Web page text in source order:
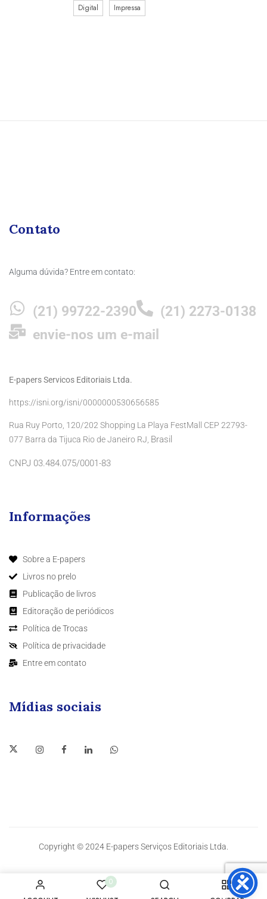
0
Digital Impressa
Contato
Alguma dúvida? Entre em contato:
(21) 99722-2390
(21) 2273-0138
envie-nos um e-mail
E-papers Servicos Editoriais Ltda.
https://isni.org/isni/0000000530656585
Rua Ruy Porto, 120/202 Shopping La Playa FestMall CEP 22793-
077 Barra da Tijuca Rio de Janeiro RJ, Brasil
CNPJ 03.484.075/0001-83
Informações
Sobre a E-papers
Livros no prelo
Publicação de livros
Editoração de periódicos
Política de Trocas
Política de privacidade
Entre em contato
Mídias sociais
Copyright © 2024 E-papers Serviços Editoriais Ltda.